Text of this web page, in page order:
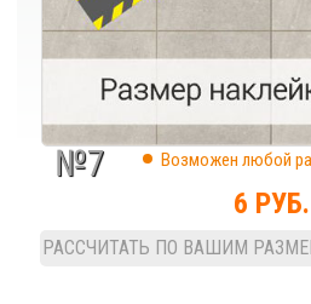
№7 Возможен любой
6 РУБ.
РАССЧИТАТЬ ПО ВАШИМ